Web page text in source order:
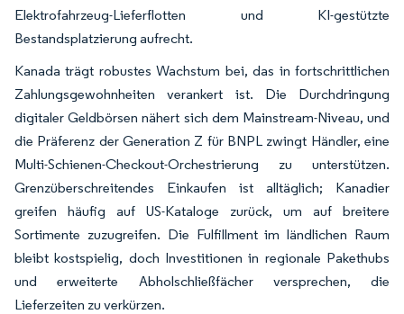
Elektrofahrzeug-Lieferflotten und KI-gestützte
Bestandsplatzierung aufrecht.
Kanada trägt robustes Wachstum bei, das in fortschrittlichen
Zahlungsgewohnheiten verankert ist. Die Durchdringung
digitaler Geldbörsen nähert sich dem Mainstream-Niveau, und
die Präferenz der Generation Z für BNPL zwingt Händler, eine
Multi-Schienen-Checkout-Orchestrierung zu unterstützen.
Grenzüberschreitendes Einkaufen ist alltäglich; Kanadier
greifen häufig auf US-Kataloge zurück, um auf breitere
Sortimente zuzugreifen. Die Fulfillment im ländlichen Raum
bleibt kostspielig, doch Investitionen in regionale Pakethubs
und erweiterte Abholschließfächer versprechen, die
Lieferzeiten zu verkürzen.